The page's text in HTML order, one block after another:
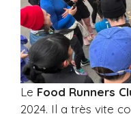
Le Food Runners
2024. Il a très vite